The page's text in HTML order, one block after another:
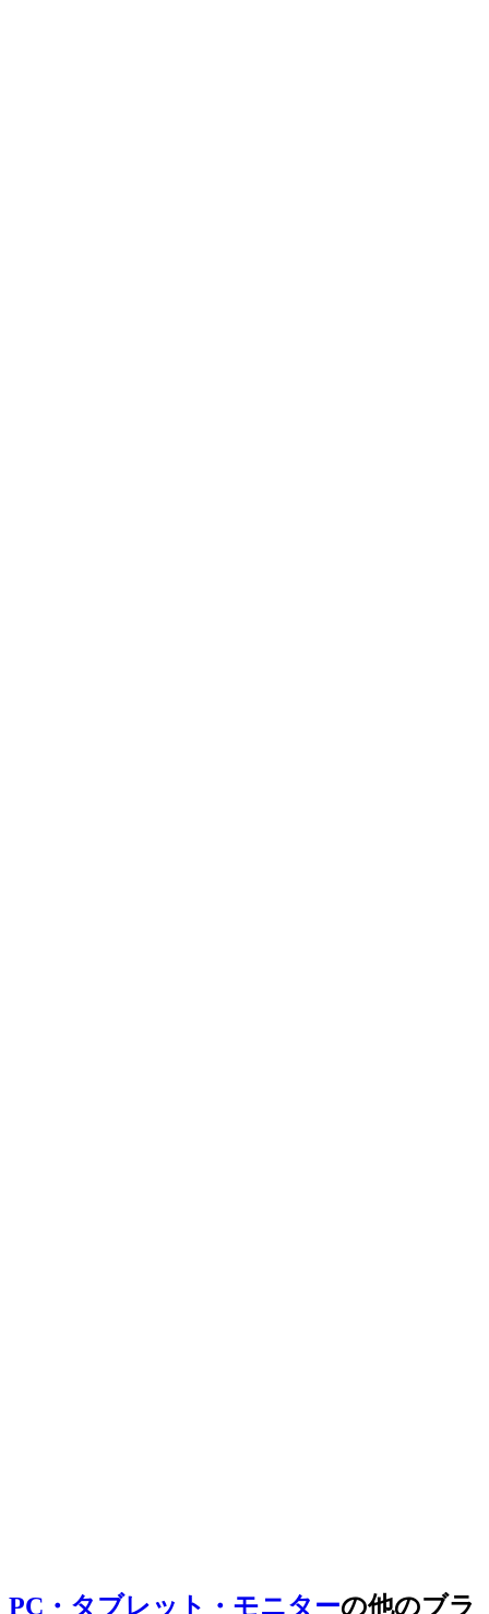
PC・タブレット・モニターの他のブラ